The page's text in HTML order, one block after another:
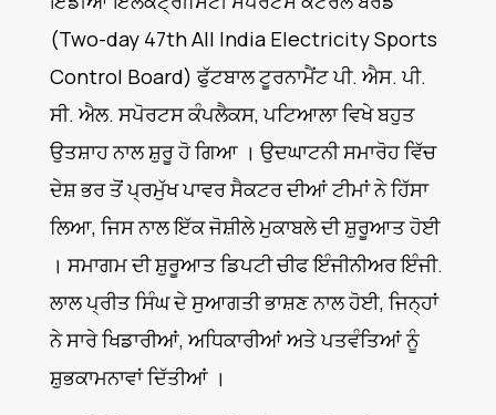
(Two-day 47th All India Electricity Sports
Control Board) ਫੁੱਟਬਾਲ ਟੂਰਨਾਮੈਂਟ ਪੀ. ਐਸ. ਪੀ.
ਸੀ. ਐਲ. ਸਪੋਰਟਸ ਕੰਪਲੈਕਸ, ਪਟਿਆਲਾ ਵਿਖੇ ਬਹੁਤ
ਉਤਸ਼ਾਹ ਨਾਲ ਸ਼ੁਰੂ ਹੋ ਗਿਆ । ਉਦਘਾਟਨੀ ਸਮਾਰੋਹ ਵਿੱਚ
ਦੇਸ਼ ਭਰ ਤੋਂ ਪ੍ਰਮੁੱਖ ਪਾਵਰ ਸੈਕਟਰ ਦੀਆਂ ਟੀਮਾਂ ਨੇ ਹਿੱਸਾ
ਲਿਆ, ਜਿਸ ਨਾਲ ਇੱਕ ਜੋਸ਼ੀਲੇ ਮੁਕਾਬਲੇ ਦੀ ਸ਼ੁਰੂਆਤ ਹੋਈ
। ਸਮਾਗਮ ਦੀ ਸ਼ੁਰੂਆਤ ਡਿਪਟੀ ਚੀਫ ਇੰਜੀਨੀਅਰ ਇੰਜੀ.
ਲਾਲ ਪ੍ਰੀਤ ਸਿੰਘ ਦੇ ਸੁਆਗਤੀ ਭਾਸ਼ਣ ਨਾਲ ਹੋਈ, ਜਿਨ੍ਹਾਂ
ਨੇ ਸਾਰੇ ਖਿਡਾਰੀਆਂ, ਅਧਿਕਾਰੀਆਂ ਅਤੇ ਪਤਵੰਤਿਆਂ ਨੂੰ
ਸ਼ੁਭਕਾਮਨਾਵਾਂ ਦਿੱਤੀਆਂ ।